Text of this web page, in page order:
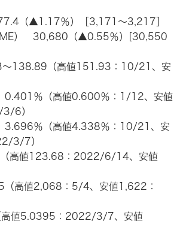
（▲1.17％）［3,171～3,217］
） 30,680（▲0.55％）[30,550
138.89（高値151.93：10/21、安
0.401％（高値0.600％：1/12、安値
6）
3.696％（高値4.338％：10/21、安
3/7）
高値123.68：2022/6/14、安値
高値2,068：5/4、安値1,622：
値5.0395：2022/3/7、安値